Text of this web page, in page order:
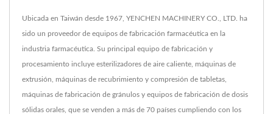
Ubicada en Taiwán desde 1967, YENCHEN MACHINERY CO., LTD. ha
sido un proveedor de equipos de fabricación farmacéutica en la
industria farmacéutica. Su principal equipo de fabricación y
procesamiento incluye esterilizadores de aire caliente, máquinas de
extrusión, máquinas de recubrimiento y compresión de tabletas,
máquinas de fabricación de gránulos y equipos de fabricación de dosis
sólidas orales, que se venden a más de 70 países cumpliendo con los